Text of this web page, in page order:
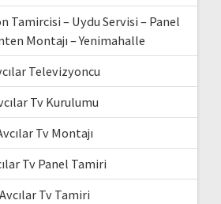
Tamircisi – Uydu Servisi – Panel
Montajı – Yenimahalle
Televizyoncu
Tv Kurulumu
Tv Montajı
Tv Panel Tamiri
Avcılar Tv Tamiri